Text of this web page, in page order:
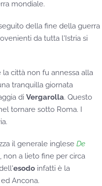
mondiale.
della fine della guerra
da tutta l'Istria si
città non fu annessa alla
tranquilla giornata
di Vergarolla. Questo
tornare sotto Roma. I
il generale inglese De
non a lieto fine per circa
esodo infatti è la
Ancona.